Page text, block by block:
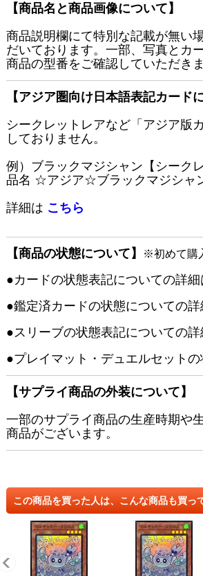
【商品名と商品画像について】
商品説明欄にて特別な記載が無い
だいております。一部、写真とカ
商品の型番をご確認していただき
【アジア圏向け日本語表記カード
シークレットレアなど「アジア版
しておりません。
例）ブラックマジシャン【シーク
品名 ☆アジア☆ブラックマジシャ
詳細は こちら
【商品の状態について】 ※初めて購
●カードの状態表記についての詳細
●鑑定済カードの状態についての詳
●スリーブの状態表記についての詳
●プレイマット・デュエルセット
【サプライ商品の外装について】
一部のサプライ商品の生産時期や
商品がございます。
この商品を買った人は、こんな商品も買っ